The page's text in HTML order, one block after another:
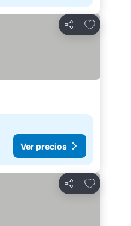
Compartir
Agregar a
Ver precios
Compartir
Agregar a